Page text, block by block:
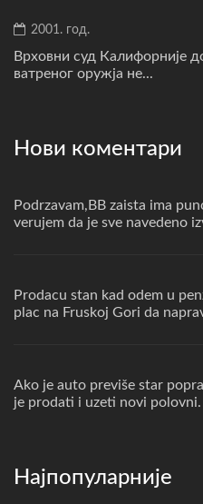
2001. год.
Врховни суд Калифорније
ватреног оружја не...
Нови коментари
Podrzavam,BB zaista ima
verujem da je sve navedeno
Prodacu stan kad odem u
plac na Fruskoj Gori da
Ako je auto previše star
je prodati i uzeti novi polovni.
Најпопуларније